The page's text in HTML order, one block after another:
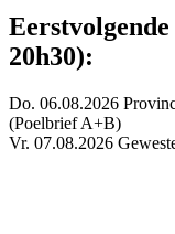
20h30):
Do. 06.08.2026
(Poelbrief A+B)
Vr. 07.08.2026